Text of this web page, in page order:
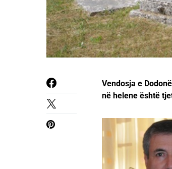
Vendosja e
në helene është